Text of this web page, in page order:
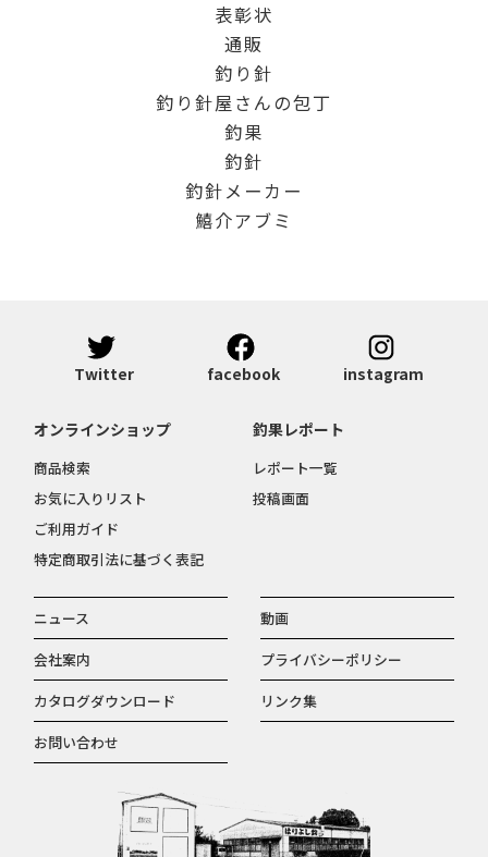
表彰状
通販
釣り針
釣り針屋さんの包丁
釣果
釣針
釣針メーカー
鱚介アブミ
Twitter facebook instagram
ニュース
動画
会社案内
プライバシーポリシー
カタログダウンロード
リンク集
お問い合わせ
オンラインショップ
商品検索
お気に入りリスト
ご利用ガイド
特定商取引法に基づく表記
釣果レポート
レポート一覧
投稿画面